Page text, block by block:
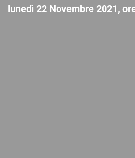
lunedì 22 Novembre 2021,